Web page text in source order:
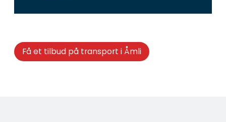
Få et tilbud på transport i Åmli